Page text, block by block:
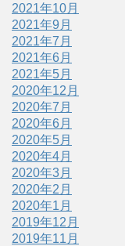
2021年10月
2021年9月
2021年7月
2021年6月
2021年5月
2020年12月
2020年7月
2020年6月
2020年5月
2020年4月
2020年3月
2020年2月
2020年1月
2019年12月
2019年11月